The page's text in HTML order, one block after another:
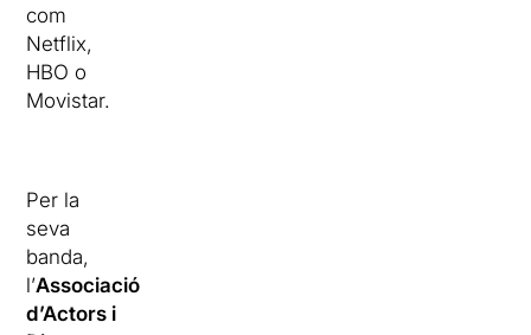
com
Netflix,
HBO o
Movistar.
Per la
seva
banda,
l’Associació
d’Actors i